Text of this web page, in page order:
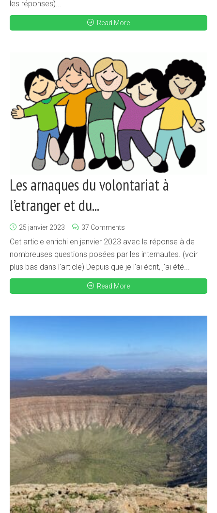
les réponses)...
Read More
Les arnaques du volontariat à
l’etranger et du...
25 janvier 2023 37 Comments
Cet article enrichi en janvier 2023 avec la réponse à de
nombreuses questions posées par les internautes. (voir
plus bas dans l’article) Depuis que je l’ai écrit, j’ai été...
Read More